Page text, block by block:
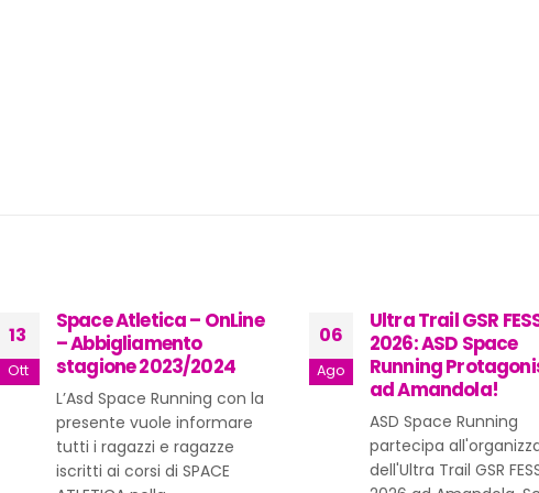
06
Ago
Ultra Trail GSR FESSURA
2026: ASD Space
Running Protagonista
ad Amandola!
ASD Space Running
partecipa all'organizzazione
dell'Ultra Trail GSR FESSURA
01
Set
CENA ASD SPACE
RUNNING – VENERDÌ
SETTEMBRE 2024
CENA CONVIVIALE –
13 SETTEMBRE 2024 –
Space Running
read more